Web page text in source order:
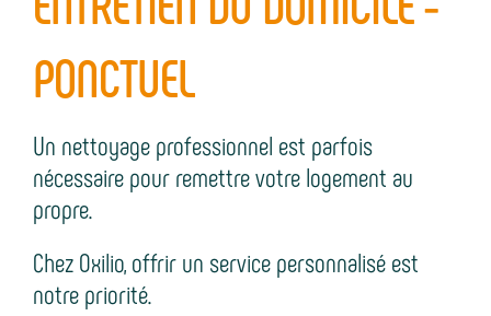
c
e
a
g
s
m
e
t
te
n
i
g
e
PONCTUEL
Un nettoyage professionnel est parfois
nécessaire pour remettre votre logement au
propre.
Chez Oxilio, offrir un service personnalisé est
notre priorité.